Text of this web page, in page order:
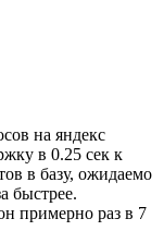
на яндекс
в 0.25 сек к
в базу, ожидаемо
быстрее.
примерно раз в 7